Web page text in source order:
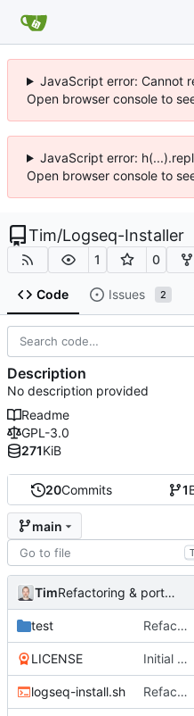
JavaScript error: Cannot
Open browser console to
JavaScript error:
Open browser console to
Tim/Logseq-Installer
1 0
Code Issues 2
20Commits 1
main
Tim Refactoring & portable Testpfade
test Refactoring & portable Testpfade
LICENSE Initial commit
logseq-install.sh Refactoring & portable Testpfade
Description
No description provided
Readme
GPL-3.0
271KiB